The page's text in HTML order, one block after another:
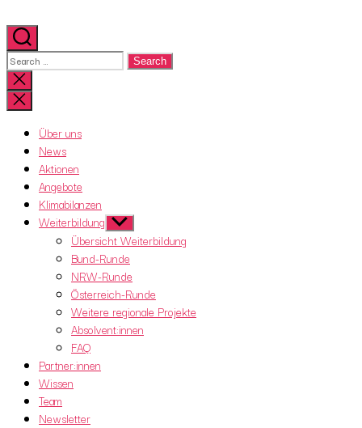
Search
for:Close
search
Über uns
News
Aktionen
Angebote
Klimabilanzen
Weiterbildung Show
sub
menu
Übersicht Weiterbildung
Bund-Runde
NRW-Runde
Österreich-Runde
Weitere regionale Projekte
Absolvent:innen
FAQ
Partner:innen
Wissen
Team
Newsletter